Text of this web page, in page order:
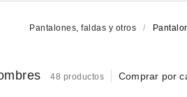
Pantalones, faldas y otros
48 productos Comprar por